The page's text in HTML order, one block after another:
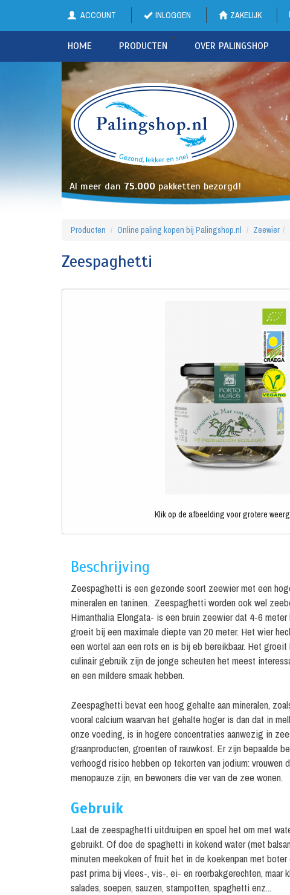
ACCOUNT INLOGGEN ZAKELIJK
HOME PRODUCTEN OVER PALINGSHOP
Al meer dan 75.000 pakketten bezorgd!
Producten Online paling kopen bij Palingshop.nl Zeewier
Zeespaghetti
Klik op de afbeelding voor grotere
Beschrijving
Zeespaghetti is een gezonde soort zeewier met een
mineralen en taninen. Zeespaghetti worden ook wel
Himanthalia Elongata- is een bruin zeewier dat 4-6 meter
groeit bij een maximale diepte van 20 meter. Het wier
een wortel aan een rots en is bij eb bereikbaar. Het groeit
culinair gebruik zijn de jonge scheuten het meest
en een mildere smaak hebben.
Zeespaghetti bevat een hoog gehalte aan mineralen,
vooral calcium waarvan het gehalte hoger is dan dat in
onze voeding, is in hogere concentraties aanwezig in
graanproducten, groenten of rauwkost. Er zijn bepaalde
verhoogd risico hebben op tekorten van jodium: vrouwen
menopauze zijn, en bewoners die ver van de zee wonen.
Gebruik
Laat de zeespaghetti uitdruipen en spoel het om met
gebruikt. Of doe de spaghetti in kokend water (met
minuten meekoken of fruit het in de koekenpan met
past prima bij vlees-, vis-, ei- en roerbakgerechten, maar
salades, soepen, sauzen, stampotten, spaghetti enz...